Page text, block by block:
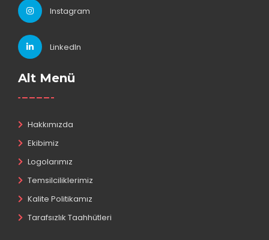
Instagram
LinkedIn
Alt Menü
Hakkımızda
Ekibimiz
Logolarımız
Temsilciliklerimiz
Kalite Politikamız
Tarafsızlık Taahhütleri